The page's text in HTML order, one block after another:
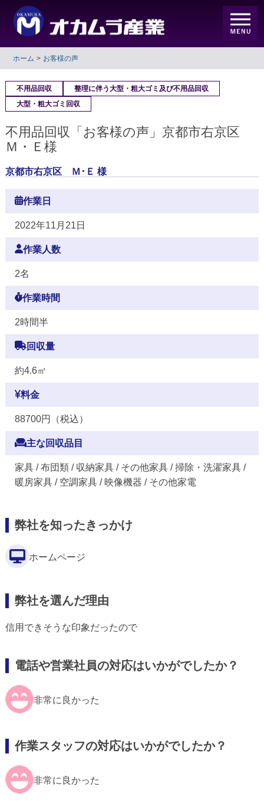
ホーム お客様の声
不用品回収
整理に伴う大型・粗大ゴミ及び不用品回収
大型・粗大ゴミ回収
不用品回収「お客様の声」京都市右京区
Ｍ・Ｅ様
京都市右京区 Ｍ･Ｅ 様
作業日
2022年11月21日
作業人数
2名
作業時間
2時間半
回収量
約4.6㎥
料金
88700円（税込）
主な回収品目
家具 / 布団類 / 収納家具 / その他家具 / 掃除・洗濯家具 /
暖房家具 / 空調家具 / 映像機器 / その他家電
弊社を知ったきっかけ
ホームページ
弊社を選んだ理由
信用できそうな印象だったので
電話や営業社員の対応はいかがでしたか？
非常に良かった
作業スタッフの対応はいかがでしたか？
非常に良かった